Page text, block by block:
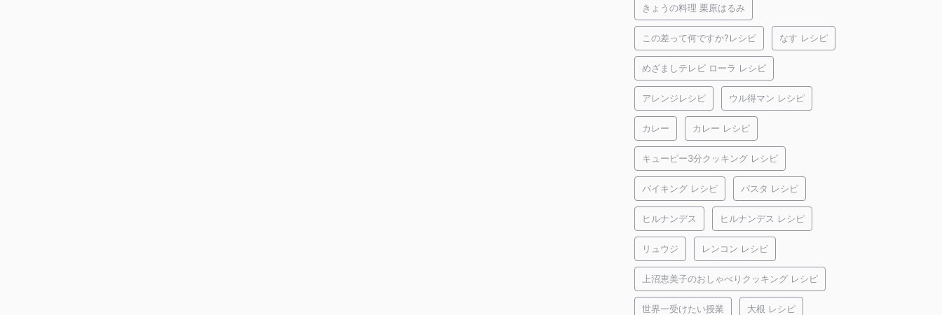
きょうの料理 栗原はるみ
この差って何ですか?レシピ なす レシピ
めざましテレビ ローラ レシピ
アレンジレシピ ウル得マン レシピ
カレー カレー レシピ
キューピー3分クッキング レシピ
バイキング レシピ パスタ レシピ
ヒルナンデス ヒルナンデス レシピ
リュウジ レンコン レシピ
上沼恵美子のおしゃべりクッキング レシピ
世界一受けたい授業 大根 レシピ